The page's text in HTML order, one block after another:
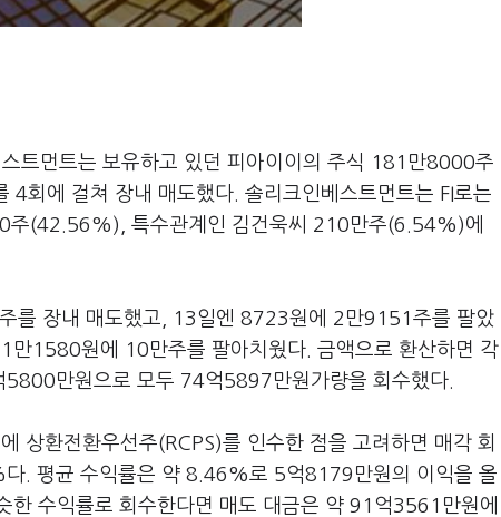
트먼트는 보유하고 있던 피아이이의 주식 181만8000주
에 걸쳐 장내 매도했다. 솔리크인베스트먼트는 FI로는
주(42.56%), 특수관계인 김건욱씨 210만주(6.54%)에
를 장내 매도했고, 13일엔 8723원에 2만9151주를 팔았
1580원에 10만주를 팔아치웠다. 금액으로 환산하면 각
만원으로 모두 74억5897만원가량을 회수했다.
상환전환우선주(RCPS)를 인수한 점을 고려하면 매각 회
평균 수익률은 약 8.46%로 5억8179만원의 이익을 올
수익률로 회수한다면 매도 대금은 약 91억3561만원에